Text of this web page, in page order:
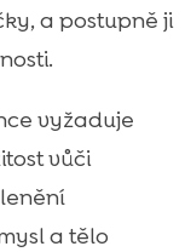
a postupně ji
vyžaduje
vůči
a tělo